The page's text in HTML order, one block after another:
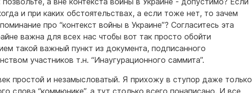
и при каких обстоятельствах, а если тоже нет, то зачем
про “контекст войны в Украине”? Согласитесь эта
важна для всех нас чтобы вот так просто обойти
такой важный пункт из документа, подписанного
участников т.н. “Инаугурационного саммита”.
простой и незамысловатый. Я прихожу в ступор даже только
слова “коммюнике”, а тут столько всего понаписано. И все